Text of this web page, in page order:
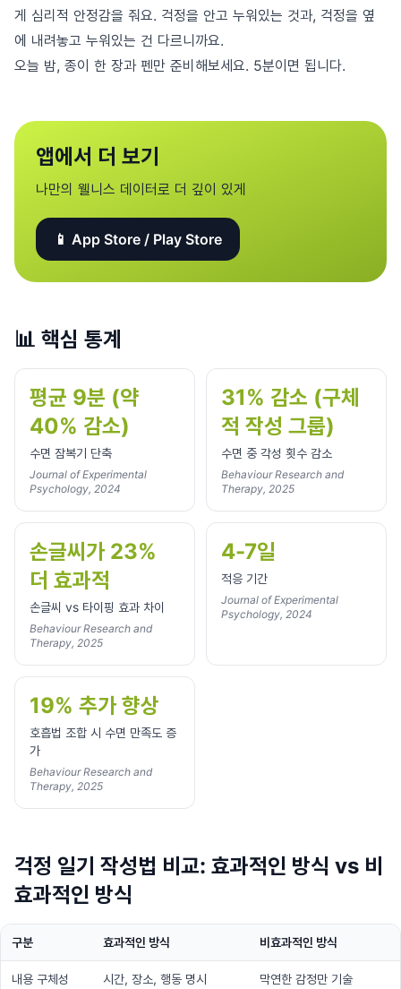
게 심리적 안정감을 줘요. 걱정을 안고 누워있는 것과, 걱정을 옆
에 내려놓고 누워있는 건 다르니까요.
오늘 밤, 종이 한 장과 펜만 준비해보세요. 5분이면 됩니다.
앱에서 더 보기
나만의 웰니스 데이터로 더 깊이 있게
📱 App Store / Play Store
📊 핵심 통계
평균 9분 (약
40% 감소)
수면 잠복기 단축
Journal of Experimental
Psychology, 2024
31% 감소 (구체
적 작성 그룹)
수면 중 각성 횟수 감소
Behaviour Research and
Therapy, 2025
손글씨가 23%
더 효과적
손글씨 vs 타이핑 효과 차이
Behaviour Research and
Therapy, 2025
4-7일
적응 기간
Journal of Experimental
Psychology, 2024
19% 추가 향상
호흡법 조합 시 수면 만족도 증
가
Behaviour Research and
Therapy, 2025
걱정 일기 작성법 비교: 효과적인 방식 vs 비
효과적인 방식
구분 효과적인 방식 비효과적인 방식
내용 구체성 시간, 장소, 행동 명시 막연한 감정만 기술